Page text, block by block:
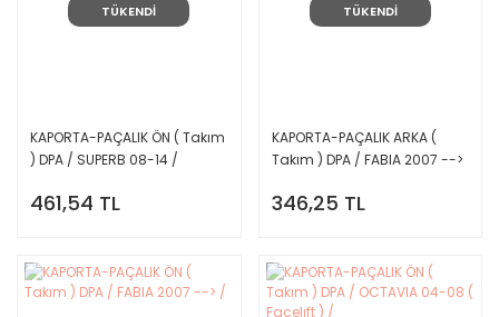
TÜKENDİ
KAPORTA-PAÇALIK ÖN ( Takım
) DPA / SUPERB 08-14 /
461,54 TL
TÜKENDİ
KAPORTA-PAÇALIK ARKA (
Takım ) DPA / FABIA 2007 -->
346,25 TL